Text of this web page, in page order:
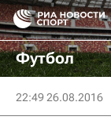
Футбол
22:49 26.08.2016